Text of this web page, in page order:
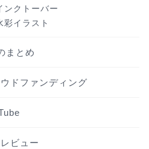
ンクトーバー
彩イラスト
まとめ
ドファンディング
ビュー